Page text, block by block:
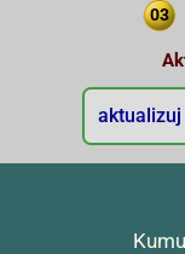
03
aktualizuj